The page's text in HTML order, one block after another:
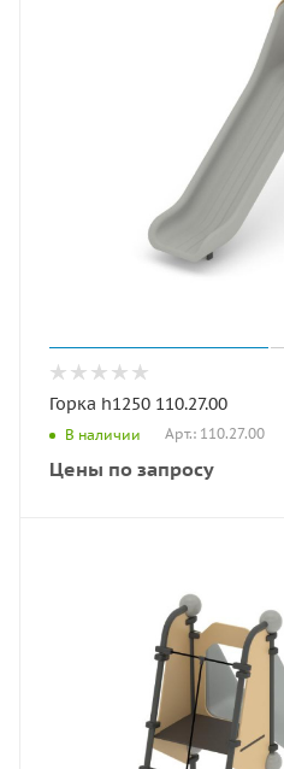
Горка h1250 110.27.00
В наличии Арт.: 110.27.00
Цены по запросу